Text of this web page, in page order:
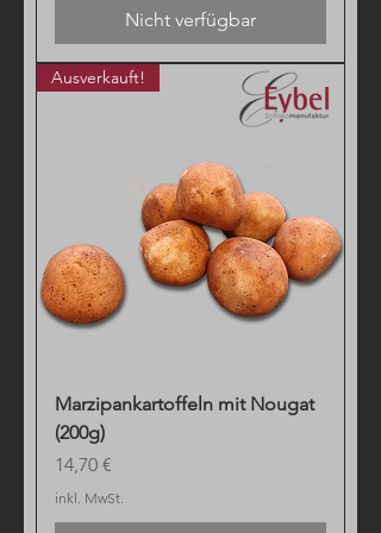
Nicht verfügbar
Ausverkauft!
Marzipankartoffeln mit Nougat
(200g)
Preis
14,70 €
inkl. MwSt.